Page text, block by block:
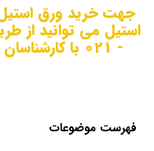
جهت خرید ورق
- 021 با
فهرست موضوعات